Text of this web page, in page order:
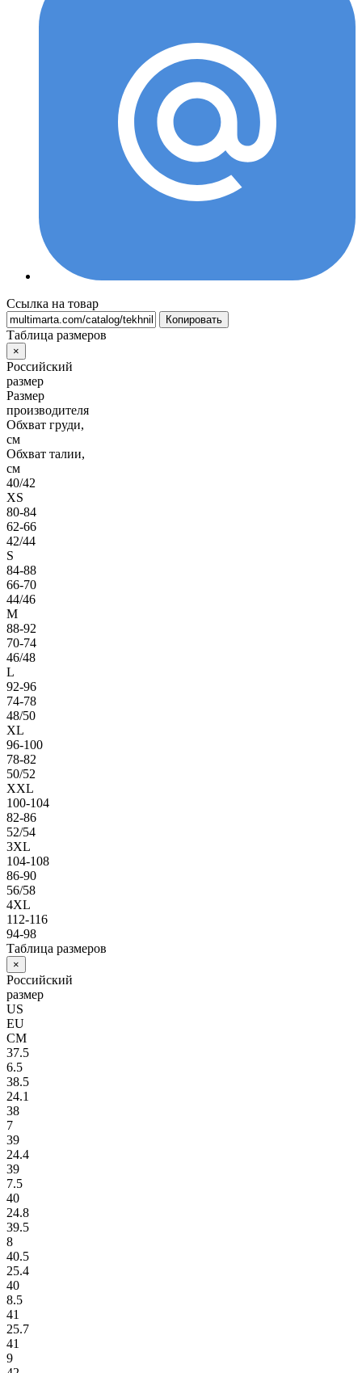
Ссылка на товар
Копировать
Таблица размеров
×
Российский
размер
Размер
производителя
Обхват груди,
см
Обхват талии,
см
40/42
XS
80-84
62-66
42/44
S
84-88
66-70
44/46
M
88-92
70-74
46/48
L
92-96
74-78
48/50
XL
96-100
78-82
50/52
XXL
100-104
82-86
52/54
3XL
104-108
86-90
56/58
4XL
112-116
94-98
Таблица размеров
×
Российский
размер
US
EU
СМ
37.5
6.5
38.5
24.1
38
7
39
24.4
39
7.5
40
24.8
39.5
8
40.5
25.4
40
8.5
41
25.7
41
9